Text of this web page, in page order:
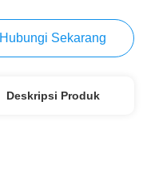
Hubungi Sekarang
Deskripsi Produk